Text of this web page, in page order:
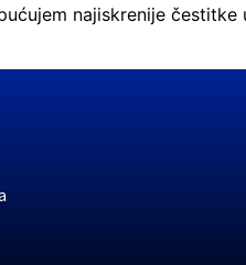
najiskrenije